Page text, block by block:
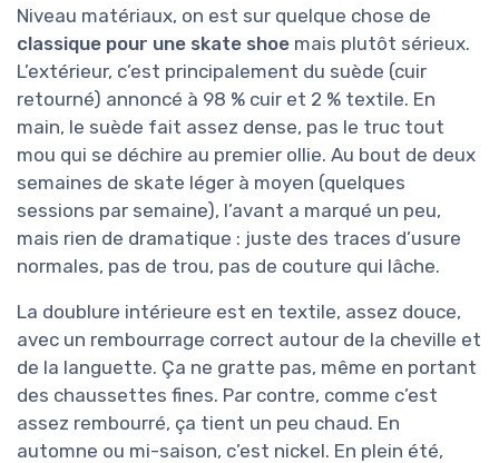
Niveau matériaux, on est sur quelque chose de
classique pour une skate shoe mais plutôt sérieux.
L’extérieur, c’est principalement du suède (cuir
retourné) annoncé à 98 % cuir et 2 % textile. En
main, le suède fait assez dense, pas le truc tout
mou qui se déchire au premier ollie. Au bout de deux
semaines de skate léger à moyen (quelques
sessions par semaine), l’avant a marqué un peu,
mais rien de dramatique : juste des traces d’usure
normales, pas de trou, pas de couture qui lâche.
La doublure intérieure est en textile, assez douce,
avec un rembourrage correct autour de la cheville et
de la languette. Ça ne gratte pas, même en portant
des chaussettes fines. Par contre, comme c’est
assez rembourré, ça tient un peu chaud. En
automne ou mi-saison, c’est nickel. En plein été,